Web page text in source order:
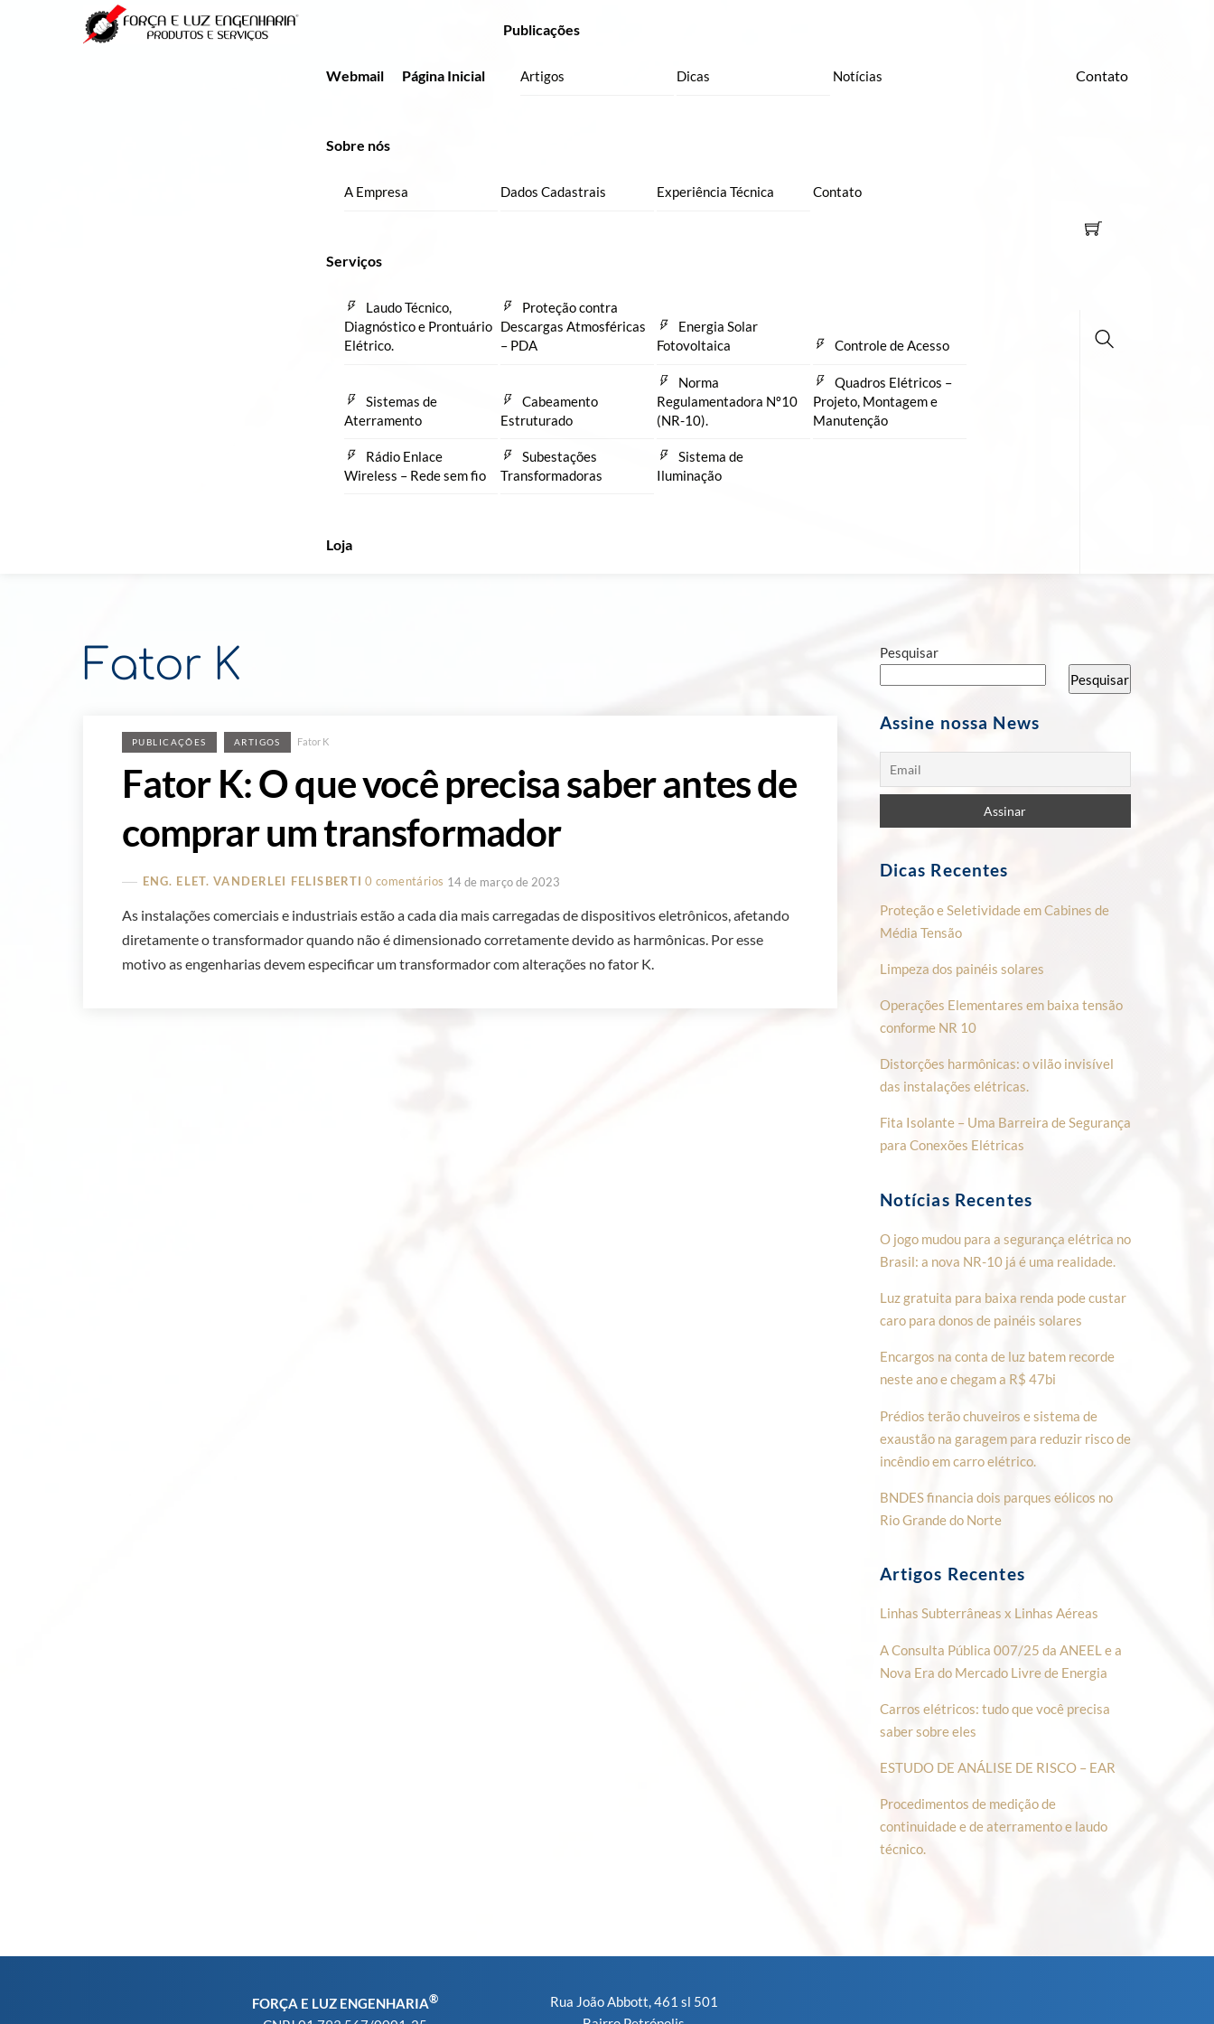
Menu
Contato
Webmail Página Inicial
Publicações
Artigos Dicas Notícias
Sobre nós
A Empresa Dados Cadastrais Experiência Técnica Contato
Serviços
Laudo Técnico,
Diagnóstico e Prontuário
Elétrico.
Proteção contra
Descargas Atmosféricas
– PDA
Energia Solar
Fotovoltaica
Controle de Acesso
Sistemas de
Aterramento
Cabeamento
Estruturado
Norma
Regulamentadora Nº10
(NR-10).
Quadros Elétricos –
Projeto, Montagem e
Manutenção
Rádio Enlace
Wireless – Rede sem fio
Subestações
Transformadoras
Sistema de
Iluminação
Loja
Fator K
PUBLICAÇÕES ARTIGOS Fator K
Fator K: O que você precisa saber antes de
comprar um transformador
ENG. ELET. VANDERLEI FELISBERTI 0 comentários 14 de março de 2023
As instalações comerciais e industriais estão a cada dia mais carregadas de dispositivos eletrônicos, afetando
diretamente o transformador quando não é dimensionado corretamente devido as harmônicas. Por esse
motivo as engenharias devem especificar um transformador com alterações no fator K.
Pesquisar
Pesquisar
Assine nossa News
Dicas Recentes
Proteção e Seletividade em Cabines de
Média Tensão
Limpeza dos painéis solares
Operações Elementares em baixa tensão
conforme NR 10
Distorções harmônicas: o vilão invisível
das instalações elétricas.
Fita Isolante – Uma Barreira de Segurança
para Conexões Elétricas
Notícias Recentes
O jogo mudou para a segurança elétrica no
Brasil: a nova NR-10 já é uma realidade.
Luz gratuita para baixa renda pode custar
caro para donos de painéis solares
Encargos na conta de luz batem recorde
neste ano e chegam a R$ 47bi
Prédios terão chuveiros e sistema de
exaustão na garagem para reduzir risco de
incêndio em carro elétrico.
BNDES financia dois parques eólicos no
Rio Grande do Norte
Artigos Recentes
Linhas Subterrâneas x Linhas Aéreas
A Consulta Pública 007/25 da ANEEL e a
Nova Era do Mercado Livre de Energia
Carros elétricos: tudo que você precisa
saber sobre eles
ESTUDO DE ANÁLISE DE RISCO – EAR
Procedimentos de medição de
continuidade e de aterramento e laudo
técnico.
FORÇA E LUZ ENGENHARIA®
Rua João Abbott, 461 sl 501